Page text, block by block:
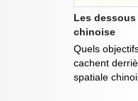
Les
chinoise
Quels
cachent
spatiale